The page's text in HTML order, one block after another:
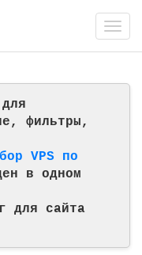
фильтры,
VPS по
в одном
для сайта